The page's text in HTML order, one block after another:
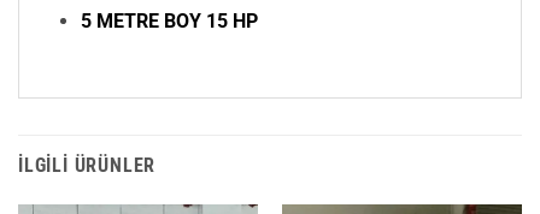
5 METRE BOY 15 HP
İLGILI ÜRÜNLER